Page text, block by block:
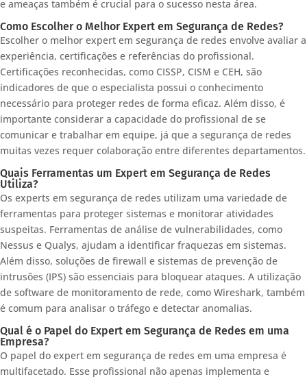
e ameaças também é crucial para o sucesso nesta área.
Como Escolher o Melhor Expert em Segurança de Redes?
Escolher o melhor expert em segurança de redes envolve avaliar a
experiência, certificações e referências do profissional.
Certificações reconhecidas, como CISSP, CISM e CEH, são
indicadores de que o especialista possui o conhecimento
necessário para proteger redes de forma eficaz. Além disso, é
importante considerar a capacidade do profissional de se
comunicar e trabalhar em equipe, já que a segurança de redes
muitas vezes requer colaboração entre diferentes departamentos.
Quais Ferramentas um Expert em Segurança de Redes
Utiliza?
Os experts em segurança de redes utilizam uma variedade de
ferramentas para proteger sistemas e monitorar atividades
suspeitas. Ferramentas de análise de vulnerabilidades, como
Nessus e Qualys, ajudam a identificar fraquezas em sistemas.
Além disso, soluções de firewall e sistemas de prevenção de
intrusões (IPS) são essenciais para bloquear ataques. A utilização
de software de monitoramento de rede, como Wireshark, também
é comum para analisar o tráfego e detectar anomalias.
Qual é o Papel do Expert em Segurança de Redes em uma
Empresa?
O papel do expert em segurança de redes em uma empresa é
multifacetado. Esse profissional não apenas implementa e